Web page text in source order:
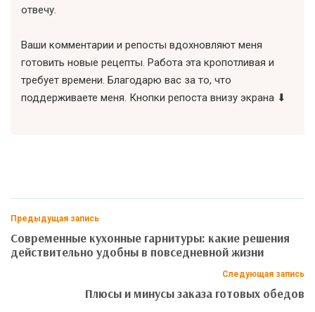
отвечу.
Ваши комментарии и репосты вдохновляют меня
готовить новые рецепты. Работа эта кропотливая и
требует времени. Благодарю вас за то, что
поддерживаете меня. Кнопки репоста внизу экрана ⬇
Предыдущая запись
Современные кухонные гарнитуры: какие решения
действительно удобны в повседневной жизни
Следующая запись
Плюсы и минусы заказа готовых обедов